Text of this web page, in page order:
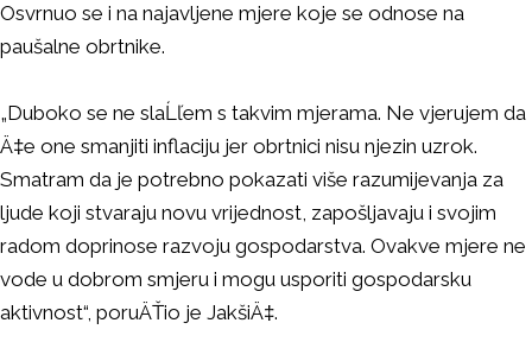
Osvrnuo se i na najavljene mjere koje se odnose na
paušalne obrtnike.
„Duboko se ne slaĹľem s takvim mjerama. Ne vjerujem da
Ä‡e one smanjiti inflaciju jer obrtnici nisu njezin uzrok.
Smatram da je potrebno pokazati više razumijevanja za
ljude koji stvaraju novu vrijednost, zapošljavaju i svojim
radom doprinose razvoju gospodarstva. Ovakve mjere ne
vode u dobrom smjeru i mogu usporiti gospodarsku
aktivnost“, poruÄŤio je JakšiÄ‡.